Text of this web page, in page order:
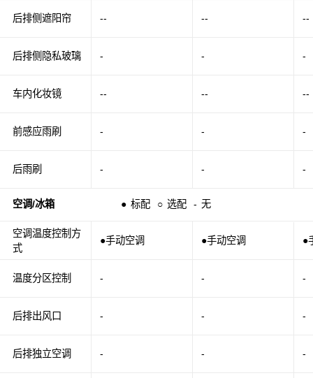
后排侧遮阳帘
后排侧隐私玻璃
车内化妆镜
前感应雨刷
后雨刷
空调/冰箱 ● 标配 ○ 选配 - 无
空调温度控制方
式
温度分区控制
后排出风口
后排独立空调
-- -- --
- - -
-- -- --
- - -
- - -
●手动空调 ●手动空调 ●
- - -
- - -
- - -